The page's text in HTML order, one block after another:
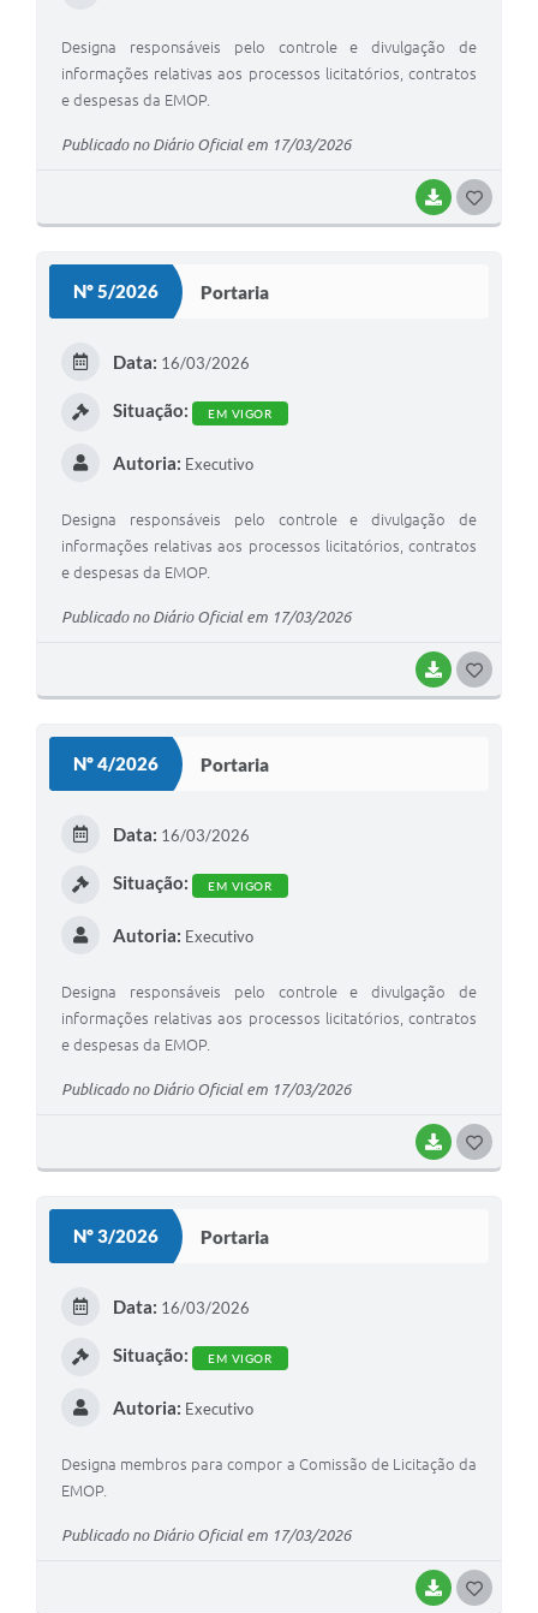
BAIXAR
Designa responsáveis pelo controle e divulgação de
informações relativas aos processos licitatórios, contratos
e despesas da EMOP.
Publicado no Diário Oficial em 17/03/2026
Nº 5/2026 Portaria
BAIXAR
Data: 16/03/2026
Situação: EM VIGOR
Autoria: Executivo
Designa responsáveis pelo controle e divulgação de
informações relativas aos processos licitatórios, contratos
e despesas da EMOP.
Publicado no Diário Oficial em 17/03/2026
Nº 4/2026 Portaria
BAIXAR
Data: 16/03/2026
Situação: EM VIGOR
Autoria: Executivo
Designa responsáveis pelo controle e divulgação de
informações relativas aos processos licitatórios, contratos
e despesas da EMOP.
Publicado no Diário Oficial em 17/03/2026
Nº 3/2026 Portaria
BAIXAR
Data: 16/03/2026
Situação: EM VIGOR
Autoria: Executivo
Designa membros para compor a Comissão de Licitação da
EMOP.
Publicado no Diário Oficial em 17/03/2026